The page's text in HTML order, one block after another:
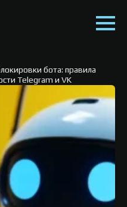
бота: правила
Telegram и VK